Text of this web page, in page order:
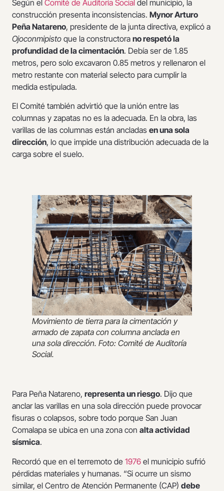
Según el Comité de Auditoría Social del municipio, la
construcción presenta inconsistencias. Mynor Arturo
Peña Natareno, presidente de la junta directiva, explicó a
Ojoconmipisto que la constructora no respetó la
profundidad de la cimentación. Debía ser de 1.85
metros, pero solo excavaron 0.85 metros y rellenaron el
metro restante con material selecto para cumplir la
medida estipulada.
El Comité también advirtió que la unión entre las
columnas y zapatas no es la adecuada. En la obra, las
varillas de las columnas están ancladas en una sola
dirección, lo que impide una distribución adecuada de la
carga sobre el suelo.
Movimiento de tierra para la cimentación y
armado de zapata con columna anclada en
una sola dirección. Foto: Comité de Auditoría
Social.
Para Peña Natareno, representa un riesgo. Dijo que
anclar las varillas en una sola dirección puede provocar
fisuras o colapsos, sobre todo porque San Juan
Comalapa se ubica en una zona con alta actividad
sísmica.
Recordó que en el terremoto de 1976 el municipio sufrió
pérdidas materiales y humanas. “Si ocurre un sismo
similar, el Centro de Atención Permanente (CAP) debe